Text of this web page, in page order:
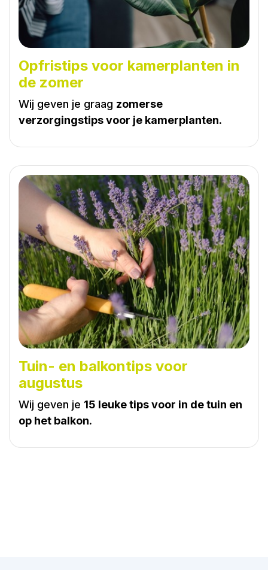
Opfristips voor kamerplanten in
de zomer
Wij geven je graag zomerse
verzorgingstips voor je kamerplanten.
Tuin- en balkontips voor
augustus
Wij geven je 15 leuke tips voor in de tuin en
op het balkon.